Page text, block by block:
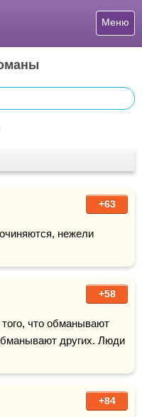
Меню
+63
нежели
+58
что обманывают
других. Люди
+84